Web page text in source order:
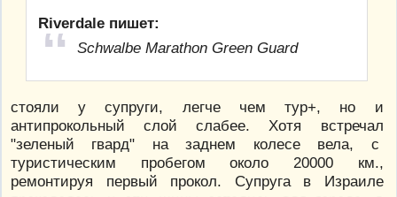
Riverdale пишет:
Schwalbe Marathon Green Guard
стояли у супруги, легче чем тур+, но и
антипрокольный слой слабее. Хотя встречал
"зеленый гвард" на заднем колесе вела, с
туристическим пробегом около 20000 км.,
ремонтируя первый прокол. Супруга в Израиле